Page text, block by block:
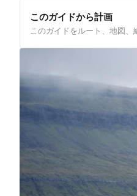
このガイドから計画
このガイドをルート、地図、